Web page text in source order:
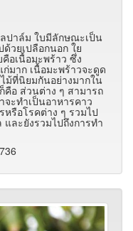
ปาล์ม ใบมีลักษณะเป็น
วยเปลือกนอก ใย
อเนื้อมะพร้าว ซึ่ง
มาก เนื้อมะพร้าวจะดูด
ม้ที่นิยมกันอย่างมากใน
อ ส่วนต่าง ๆ สามารถ
ะทำเป็นอาหารคาว
รือโรคต่าง ๆ รวมไป
ละยังรวมไปถึงการทำ